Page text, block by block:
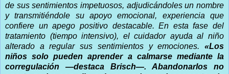
de sus sentimientos impetuosos, adjudicándoles un nombre
y transmitiéndole su apoyo emocional, experiencia que
confiere un apego positivo destacable. En esta fase del
tratamiento (tiempo intensivo), el cuidador ayuda al niño
alterado a regular sus sentimientos y emociones. «Los
niños solo pueden aprender a calmarse mediante la
corregulación —destaca Brisch—. Abandonarlos no